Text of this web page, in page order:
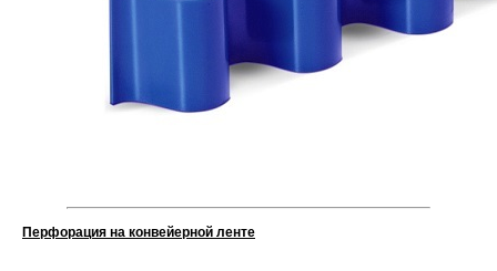
Перфорация на конвейерной ленте